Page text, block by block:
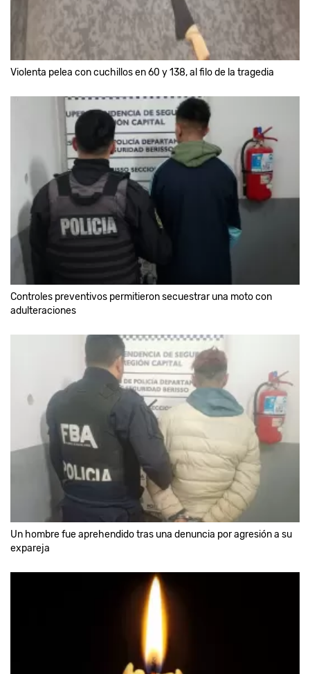
Violenta pelea con cuchillos en 60 y 138, al filo de la tragedia
Controles preventivos permitieron secuestrar una moto con
adulteraciones
Un hombre fue aprehendido tras una denuncia por agresión a su
expareja